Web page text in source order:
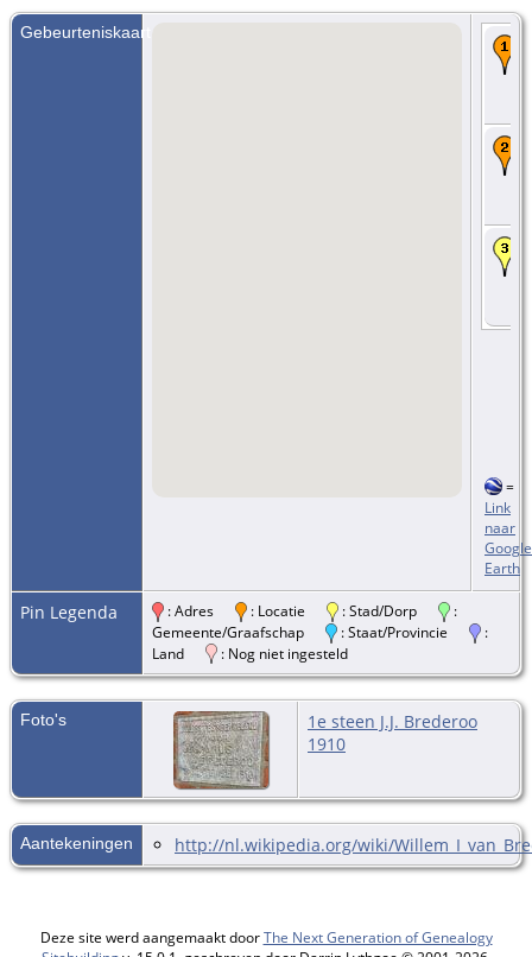
Gebeurteniskaart
=
Link
naar
Google
Earth
Pin Legenda : Adres : Locatie : Stad/Dorp
:
Gemeente/Graafschap
: Staat/Provincie
:
Land
: Nog niet ingesteld
Foto's
1e steen J.J. Brederoo
1910
Aantekeningen http://nl.wikipedia.org/wiki/
Deze site werd aangemaakt doorThe Next Generation of Genealogy